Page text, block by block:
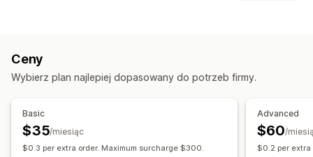
Marketing i sprzedaż
Analizy profilu
Śledzenie UTM
Śledzenie za pomocą piksela
Śledzenie wydatków
Niestandardowe raporty Pulpit wydajności
Wiele sklepów
Automatyczna synchronizacja danych
Ceny
Wybierz plan najlepiej dopasowany do potrzeb firmy.
Basic
$35/miesiąc
$0.3 per extra order. Maximum surcharge $300.
Advanced
$60/
$0.2 per extra